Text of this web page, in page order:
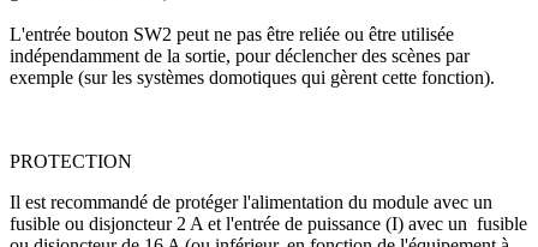
L'entrée bouton SW2 peut ne pas être reliée ou être utilisée
indépendamment de la sortie, pour déclencher des scènes par
exemple (sur les systèmes domotiques qui gèrent cette fonction).
PROTECTION
Il est recommandé de protéger l'alimentation du module avec un
fusible ou disjoncteur 2 A et l'entrée de puissance (I) avec un fusible